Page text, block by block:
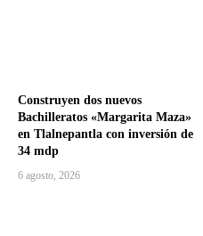
Construyen dos nuevos
Bachilleratos «Margarita Maza»
en Tlalnepantla con inversión de
34 mdp
6 agosto, 2026